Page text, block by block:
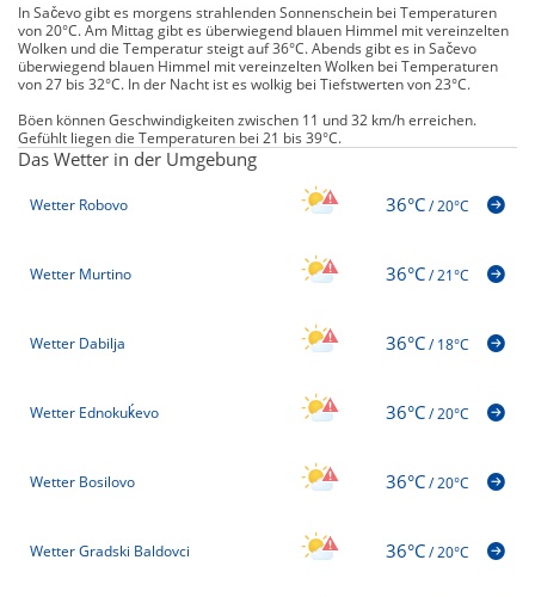
In Sačevo gibt es morgens strahlenden Sonnenschein bei Temperaturen
von 20°C. Am Mittag gibt es überwiegend blauen Himmel mit vereinzelten
Wolken und die Temperatur steigt auf 36°C. Abends gibt es in Sačevo
überwiegend blauen Himmel mit vereinzelten Wolken bei Temperaturen
von 27 bis 32°C. In der Nacht ist es wolkig bei Tiefstwerten von 23°C.
Böen können Geschwindigkeiten zwischen 11 und 32 km/h erreichen.
Gefühlt liegen die Temperaturen bei 21 bis 39°C.
Das Wetter in der Umgebung
Wetter Robovo 36°C/20°C
Wetter Murtino 36°C/21°C
Wetter Dabilja 36°C/18°C
Wetter Ednokuḱevo 36°C/20°C
Wetter Bosilovo 36°C/20°C
Wetter Gradski Baldovci 36°C/20°C